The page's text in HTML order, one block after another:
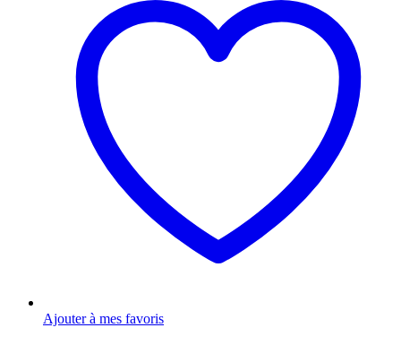
Ajouter à mes favoris